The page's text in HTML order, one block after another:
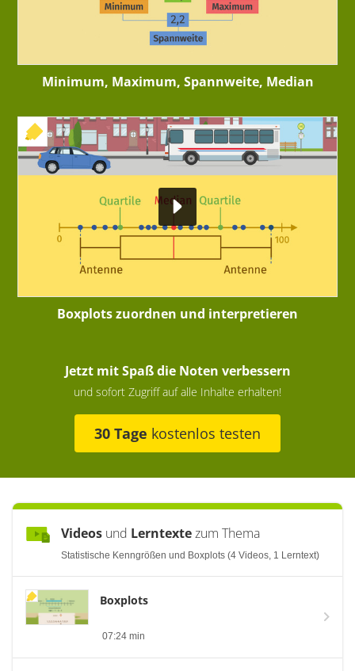
Minimum, Maximum, Spannweite, Median
+ INTERAKTIVE ÜBUNG
Boxplots zuordnen und interpretieren
Jetzt mit Spaß die Noten verbessern
und sofort Zugriff auf alle Inhalte erhalten!
30 Tage kostenlos testen
Videos und Lerntextezum Thema
Statistische Kenngrößen und Boxplots (4 Videos, 1 Lerntext)
Boxplots
07:24 min